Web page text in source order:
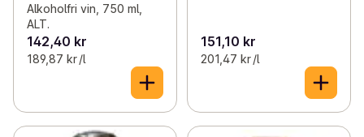
Alkoholfri vin, 750 ml,
ALT.
142,40 kr
189,87 kr /l
151,10 kr
201,47 kr /l